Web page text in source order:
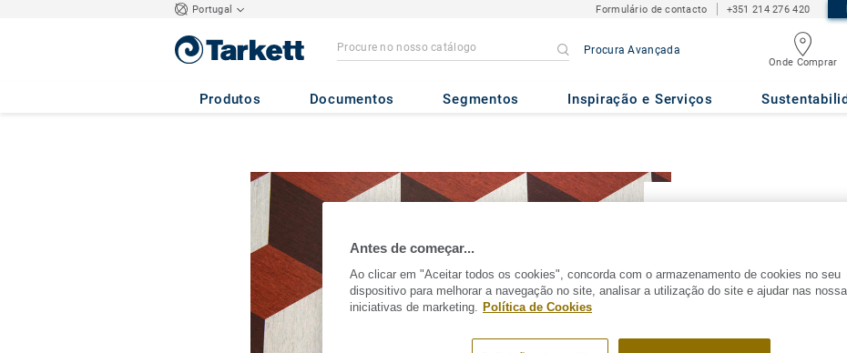
Portugal Formulário de contacto +351 214 276 420
Procura Avançada
Onde Comprar
Produtos Documentos Segmentos Inspiração e Serviços
POLITICA
Antes de começar...
Ao clicar em "Aceitar todos os cookies", concorda com o armazenamento de cookies no seu
dispositivo para melhorar a navegação no site, analisar a utilização do site e ajudar nas
iniciativas de marketing. Política de Cookies